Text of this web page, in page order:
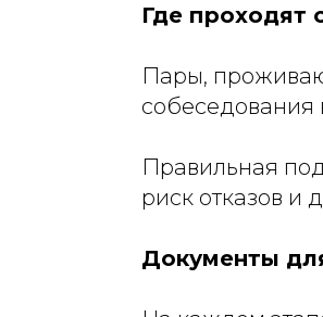
Где проходят
Пары,
собеседования
Правильная
риск отказов и
Документы